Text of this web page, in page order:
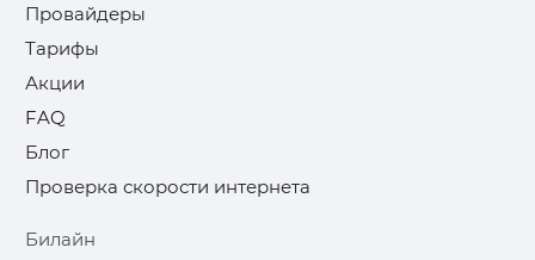
Провайдеры
Тарифы
Акции
FAQ
Блог
Проверка скорости интернета
Билайн